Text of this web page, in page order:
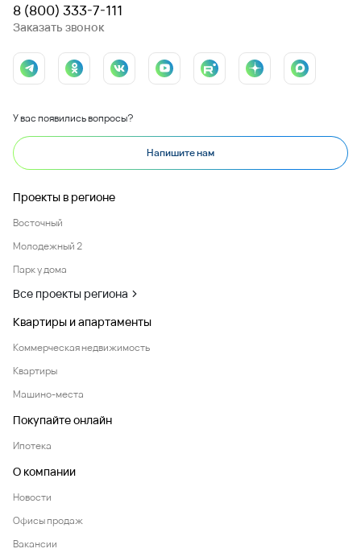
8 (800) 333-7-111
Заказать звонок
У вас появились вопросы?
Напишите нам
Проекты в регионе
Восточный
Молодежный 2
Парк у дома
Все проекты региона
Квартиры и апартаменты
Коммерческая недвижимость
Квартиры
Машино-места
Покупайте онлайн
Ипотека
О компании
Новости
Офисы продаж
Вакансии